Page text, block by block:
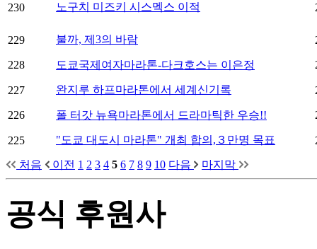
230 노구치 미즈키 시스멕스 이적
229 불까, 제3의 바람
228 도쿄국제여자마라톤-다크호스는 이은정
227 완지루 하프마라톤에서 세계신기록
226 폴 터갓 뉴욕마라톤에서 드라마틱한 우승!!
225 "도쿄 대도시 마라톤" 개최 합의,３만명 목표
처음
이전 1 2 3 4 5 6 7 8 9 10 다음 마지막
공식 후원사